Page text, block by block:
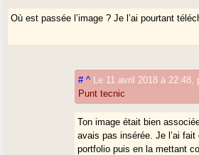
Où est passée l’image ? Je l’ai pourtant
# ^ Le 11 avril 2018 à 22:48
Punt tecnic
Ton image était bien
avais pas insérée. Je l’ai fait
portfolio puis en la mettant